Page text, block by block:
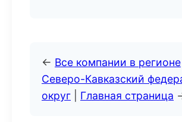
← Все компании в регионе
Северо-Кавказский
округ
Главная страница